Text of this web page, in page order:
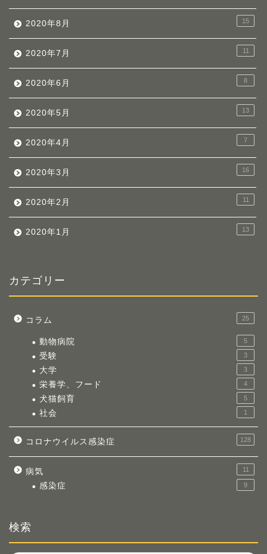
2020年8月 15
2020年7月 11
2020年6月 8
2020年5月 13
2020年4月 7
2020年3月 16
2020年2月 11
2020年1月 13
カテゴリー
コラム 25
動物病院 5
受験 3
大学 3
栄養学、フード 4
犬猫飼育 5
社会 1
コロナウイルス感染症 128
病気 11
感染症 9
検索